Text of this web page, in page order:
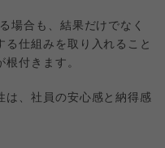
場合も、結果だけでなく
仕組みを取り入れること
付きます。
は、社員の安心感と納得感